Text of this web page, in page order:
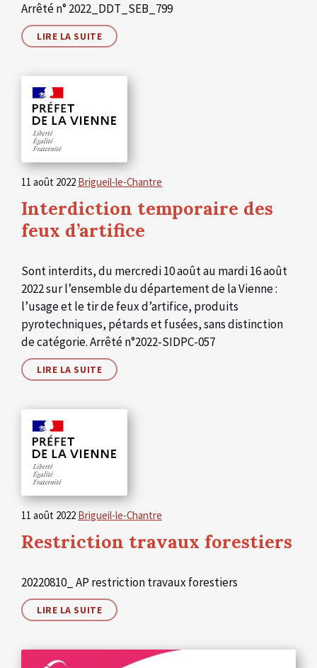
Arrêté n° 2022_DDT_SEB_799
LIRE LA SUITE
11 août 2022 Brigueil-le-Chantre
Interdiction temporaire des
feux d’artifice
Sont interdits, du mercredi 10 août au mardi 16 août
2022 sur l’ensemble du département de la Vienne :
l’usage et le tir de feux d’artifice, produits
pyrotechniques, pétards et fusées, sans distinction
de catégorie. Arrêté n°2022-SIDPC-057
LIRE LA SUITE
11 août 2022 Brigueil-le-Chantre
Restriction travaux forestiers
20220810_ AP restriction travaux forestiers
LIRE LA SUITE